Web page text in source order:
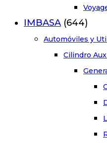
IMBASA (644)
Automóviles y
Cilindro